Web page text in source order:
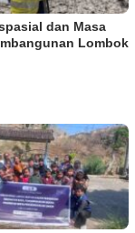
dan Masa
Lombok